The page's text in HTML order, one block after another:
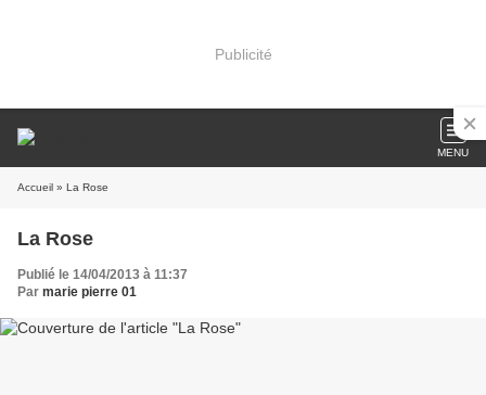
Publicité
MENU
Accueil » La Rose
La Rose
Publié le 14/04/2013 à 11:37
Par marie pierre 01